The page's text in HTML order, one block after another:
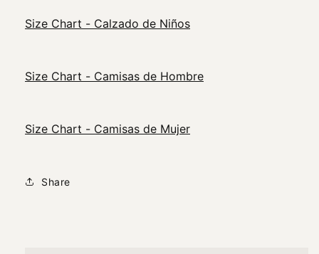
Size Chart - Calzado de Niños
Size Chart - Camisas de Hombre
Size Chart - Camisas de Mujer
Share